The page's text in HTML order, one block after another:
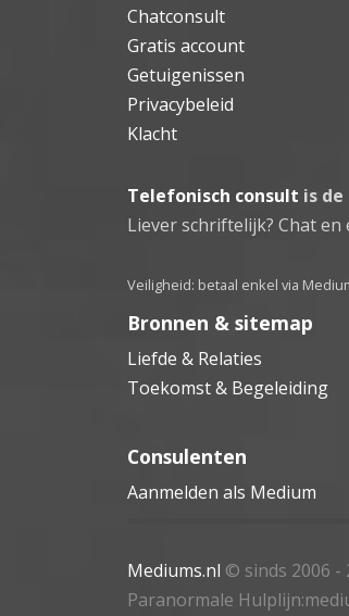
Chatconsult
Gratis account
Getuigenissen
Privacybeleid
Klacht
Telefonisch consult is
Liever schriftelijk? Chat
Veiligheid: betaal enkel via
Bronnen & sitemap
Liefde & Relaties
Toekomst & Begeleiding
Consulenten
Aanmelden als Medium
Mediums.nl © sinds 2006 -
Paranormale